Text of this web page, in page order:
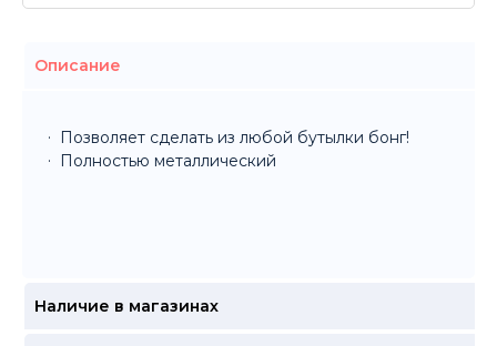
Описание
Позволяет сделать из любой бутылки бонг!
Полностью металлический
Наличие в магазинах